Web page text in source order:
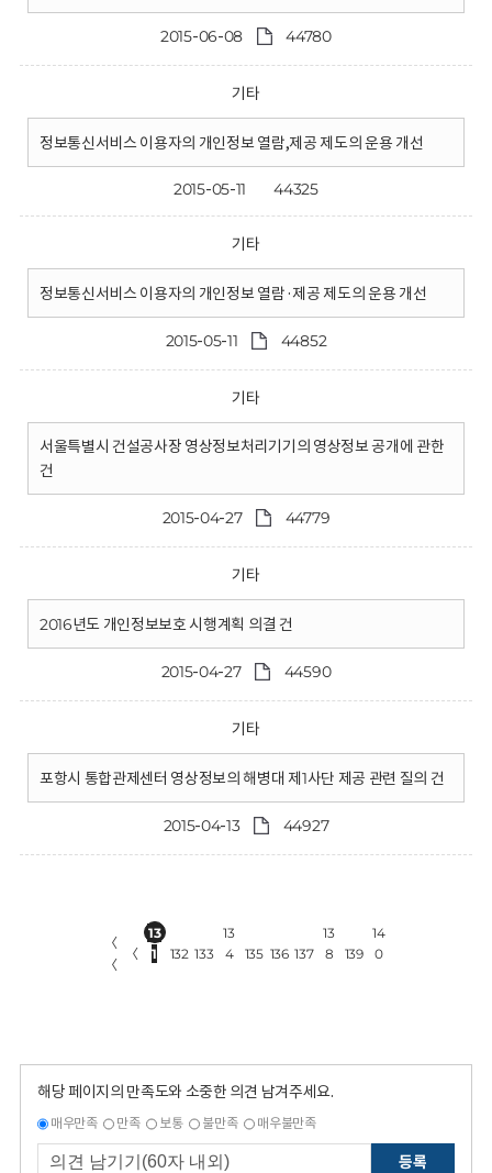
2015-06-08 44780
기타
정보통신서비스 이용자의 개인정보 열람,제공 제도의 운용 개선
2015-05-11 44325
기타
정보통신서비스 이용자의 개인정보 열람·제공 제도의 운용 개선
2015-05-11 44852
기타
서울특별시 건설공사장 영상정보처리기기의 영상정보 공개에 관한
건
2015-04-27 44779
기타
2016년도 개인정보보호 시행계획 의결 건
2015-04-27 44590
기타
포항시 통합관제센터 영상정보의 해병대 제1사단 제공 관련 질의 건
2015-04-13 44927
〈
〈
〈
13
1
132 133
13
4
135 136 137
13
8
139
14
0
해당 페이지의 만족도와 소중한 의견 남겨주세요.
매우만족 만족 보통 불만족 매우불만족
등록